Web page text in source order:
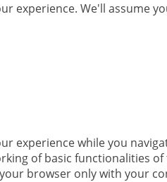
experience. We'll assume
experience while you
of basic functionalities
browser only with your